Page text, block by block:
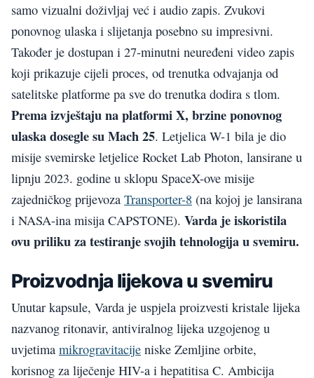
samo vizualni doživljaj već i audio zapis. Zvukovi
ponovnog ulaska i slijetanja posebno su impresivni.
Također je dostupan i 27-minutni neuređeni video zapis
koji prikazuje cijeli proces, od trenutka odvajanja od
satelitske platforme pa sve do trenutka dodira s tlom.
Prema izvještaju na platformi X, brzine ponovnog
ulaska dosegle su Mach 25. Letjelica W-1 bila je dio
misije svemirske letjelice Rocket Lab Photon, lansirane u
lipnju 2023. godine u sklopu SpaceX-ove misije
zajedničkog prijevoza Transporter-8 (na kojoj je lansirana
i NASA-ina misija CAPSTONE). Varda je iskoristila
ovu priliku za testiranje svojih tehnologija u svemiru.
Proizvodnja lijekova u svemiru
Unutar kapsule, Varda je uspjela proizvesti kristale lijeka
nazvanog ritonavir, antiviralnog lijeka uzgojenog u
uvjetima mikrogravitacije niske Zemljine orbite,
korisnog za liječenje HIV-a i hepatitisa C. Ambicija